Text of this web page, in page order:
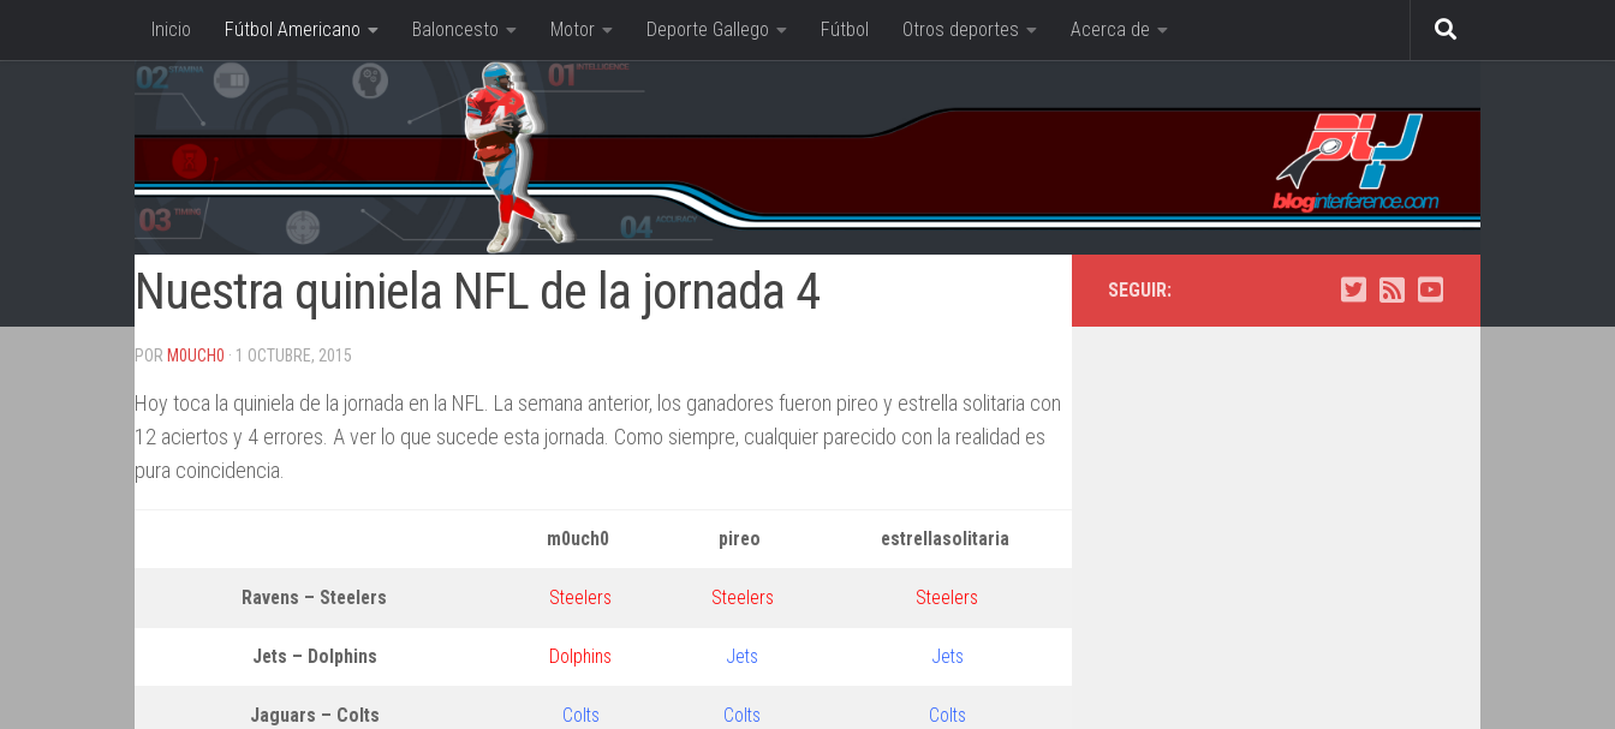
Saltar al contenido
Inicio Fútbol Americano Baloncesto Motor Deporte Gallego Fútbol Otros deportes Acerca de
Nuestra quiniela NFL de la jornada 4
POR M0UCH0 · 1 OCTUBRE, 2015
Hoy toca la quiniela de la jornada en la NFL. La semana anterior, los ganadores fueron pireo y estrella solitaria con
12 aciertos y 4 errores. A ver lo que sucede esta jornada. Como siempre, cualquier parecido con la realidad es
pura coincidencia.
m0uch0 pireo estrellasolitaria
Ravens – Steelers Steelers Steelers Steelers
Jets – Dolphins Dolphins Jets Jets
Jaguars – Colts Colts Colts Colts
SEGUIR: